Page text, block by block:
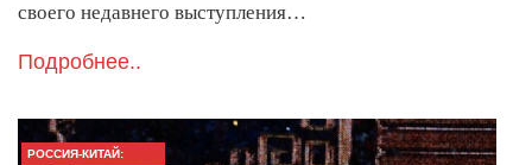
своего недавнего выступления…
Подробнее..
РОССИЯ-КИТАЙ: